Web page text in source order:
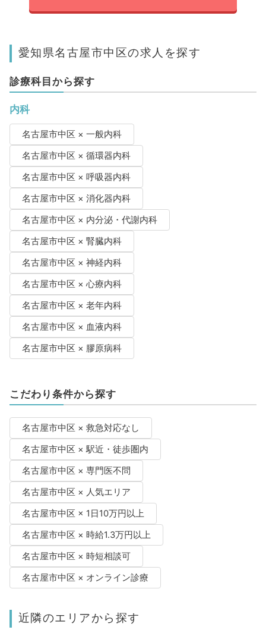
愛知県名古屋市中区の求人を探す
診療科目から探す
内科
名古屋市中区 × 一般内科
名古屋市中区 × 循環器内科
名古屋市中区 × 呼吸器内科
名古屋市中区 × 消化器内科
名古屋市中区 × 内分泌・代謝内科
名古屋市中区 × 腎臓内科
名古屋市中区 × 神経内科
名古屋市中区 × 心療内科
名古屋市中区 × 老年内科
名古屋市中区 × 血液内科
名古屋市中区 × 膠原病科
こだわり条件から探す
名古屋市中区 × 救急対応なし
名古屋市中区 × 駅近・徒歩圏内
名古屋市中区 × 専門医不問
名古屋市中区 × 人気エリア
名古屋市中区 × 1日10万円以上
名古屋市中区 × 時給1.3万円以上
名古屋市中区 × 時短相談可
名古屋市中区 × オンライン診療
近隣のエリアから探す